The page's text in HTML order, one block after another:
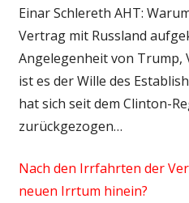
Einar Schlereth AHT:
Vertrag mit Russland
Angelegenheit von Trump,
ist es der Wille des
hat sich seit dem Clinton-
zurückgezogen…
Nach den Irrfahrten der
neuen Irrtum hinein?